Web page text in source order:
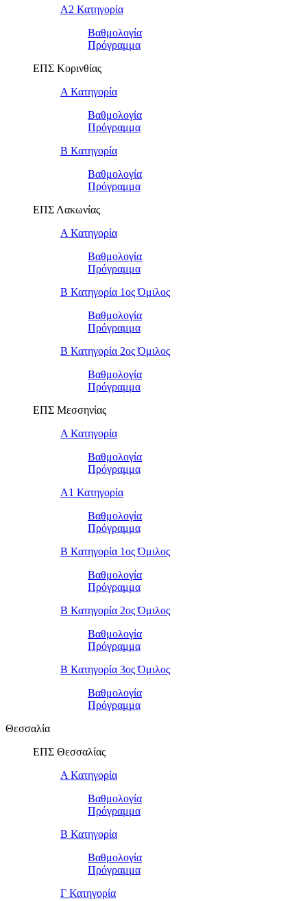
Α2 Κατηγορία
Βαθμολογία
Πρόγραμμα
ΕΠΣ Κορινθίας
Α Κατηγορία
Βαθμολογία
Πρόγραμμα
Β Κατηγορία
Βαθμολογία
Πρόγραμμα
ΕΠΣ Λακωνίας
Α Κατηγορία
Βαθμολογία
Πρόγραμμα
Β Κατηγορία 1ος Όμιλος
Βαθμολογία
Πρόγραμμα
Β Κατηγορία 2ος Όμιλος
Βαθμολογία
Πρόγραμμα
ΕΠΣ Μεσσηνίας
Α Κατηγορία
Βαθμολογία
Πρόγραμμα
Α1 Κατηγορία
Βαθμολογία
Πρόγραμμα
Β Κατηγορία 1ος Όμιλος
Βαθμολογία
Πρόγραμμα
Β Κατηγορία 2ος Όμιλος
Βαθμολογία
Πρόγραμμα
Β Κατηγορία 3ος Όμιλος
Βαθμολογία
Πρόγραμμα
Θεσσαλία
ΕΠΣ Θεσσαλίας
Α Κατηγορία
Βαθμολογία
Πρόγραμμα
Β Κατηγορία
Βαθμολογία
Πρόγραμμα
Γ Κατηγορία